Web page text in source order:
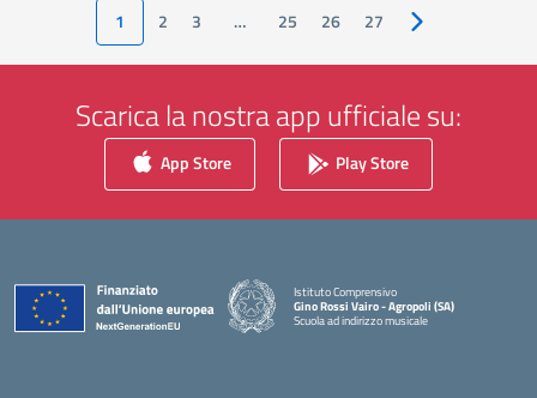
1 2 3 … 25 26 27 Pagina
Scarica la nostra app ufficiale su:
App Store Play Store
Istituto Comprensivo
Gino Rossi Vairo - Agropoli (SA)
Scuola ad indirizzo musicale